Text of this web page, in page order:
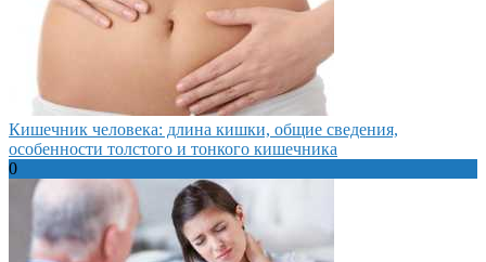
Кишечник человека: длина кишки, общие сведения,
особенности толстого и тонкого кишечника
0